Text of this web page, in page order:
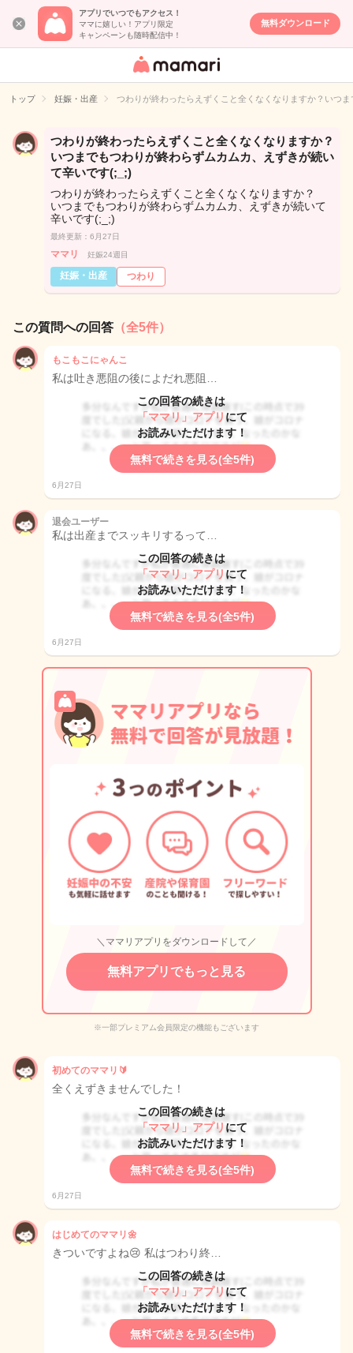
アプリでいつでもアクセス！
ママに嬉しい！アプリ限定
キャンペーンも随時配信中！
無料ダウンロード
女性専用匿名QA
イト
トップ 妊娠・出産 つわりが終わったらえずくこと全くなくなりますか？いつ
つわりが終わったらえずくこと全くなくなりますか？
いつまでもつわりが終わらずムカムカ、えずきが続い
て辛いです(;_;)
つわりが終わったらえずくこと全くなくなりますか？
いつまでもつわりが終わらずムカムカ、えずきが続いて
辛いです(;_;)
最終更新：6月27日
ママリ 妊娠24週目
妊娠・出産 つわり
この質問への回答 （全5件）
もこもこにゃんこ
私は吐き悪阻の後によだれ悪阻…
この回答の続きは
「ママリ」アプリ にて
お読みいただけます！
無料で続きを見る(全5件)
6月27日
退会ユーザー
私は出産までスッキリするって…
この回答の続きは
「ママリ」アプリ にて
お読みいただけます！
無料で続きを見る(全5件)
6月27日
＼ママリアプリをダウンロードして／
無料アプリでもっと見る
※一部プレミアム会員限定の機能もございます
初めてのママリ🔰
全くえずきませんでした！
この回答の続きは
「ママリ」アプリ にて
お読みいただけます！
無料で続きを見る(全5件)
6月27日
はじめてのママリ🌼
きついですよね😢 私はつわり終…
この回答の続きは
「ママリ」アプリ にて
お読みいただけます！
無料で続きを見る(全5件)